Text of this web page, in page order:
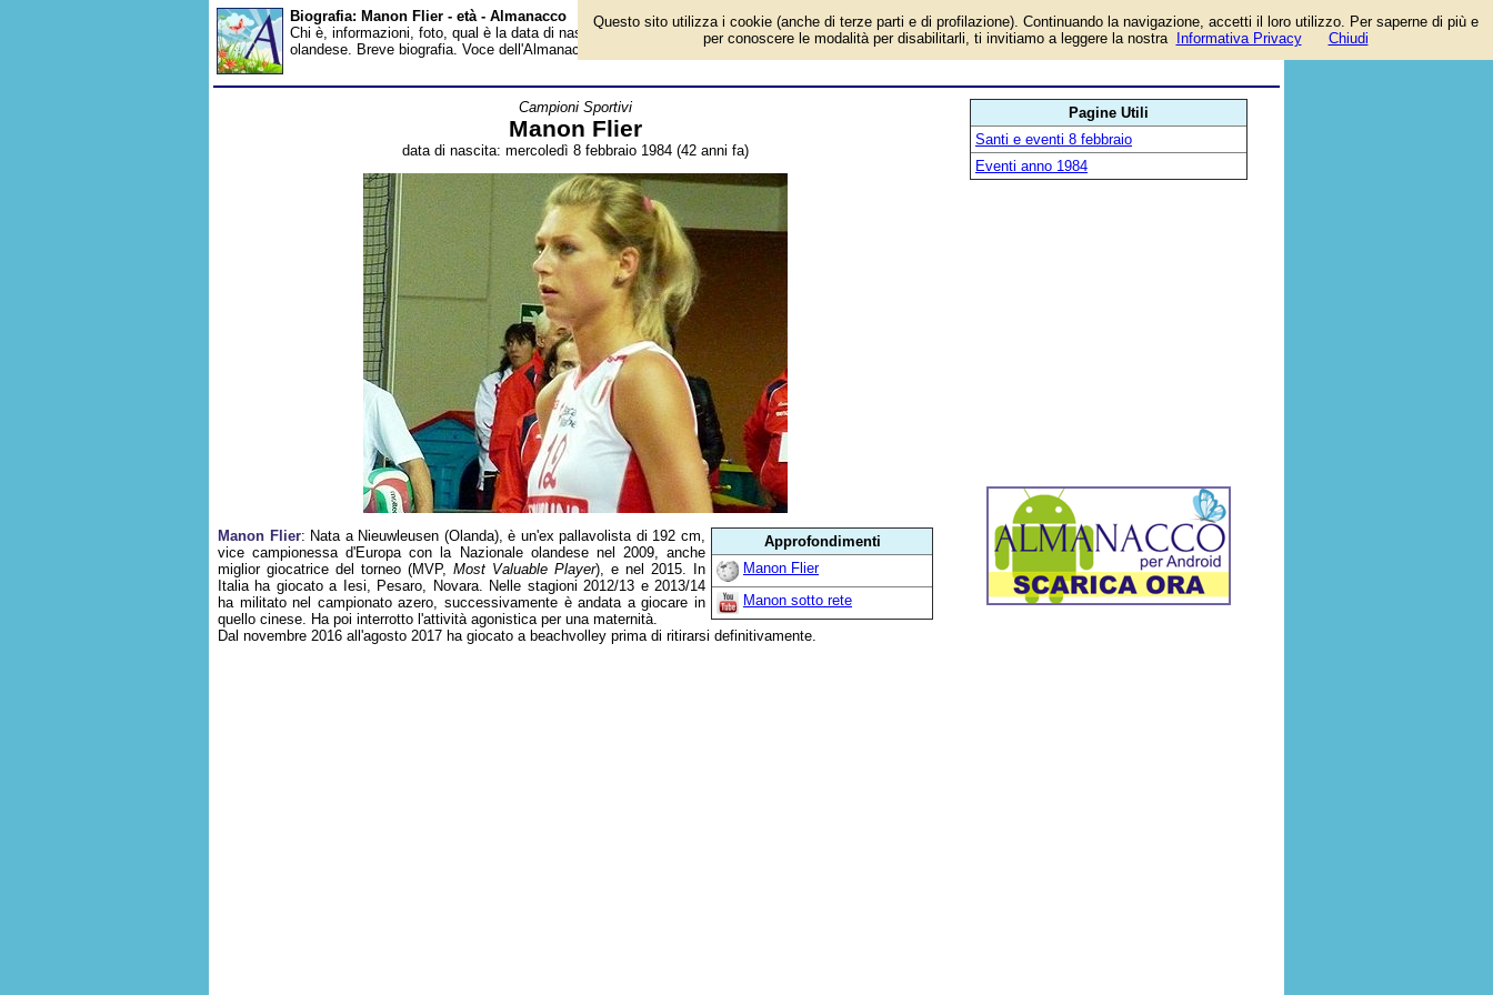
Biografia: Manon Flier - età - Almanacco
Chi è, informazioni, foto, qual è la data di nascita, età, dove è nato, cosa ha fatto Manon Flier, ex pallavolista
olandese. Breve biografia. Voce dell'Almanacco.
Campioni Sportivi
Manon Flier
data di nascita: mercoledì 8 febbraio 1984 (42 anni fa)
Approfondimenti
Manon Flier
Manon sotto rete
Manon Flier: Nata a Nieuwleusen (Olanda), è un'ex pallavolista di 192 cm,
vice campionessa d'Europa con la Nazionale olandese nel 2009, anche
miglior giocatrice del torneo (MVP, Most Valuable Player), e nel 2015. In
Italia ha giocato a Iesi, Pesaro, Novara. Nelle stagioni 2012/13 e 2013/14
ha militato nel campionato azero, successivamente è andata a giocare in
quello cinese. Ha poi interrotto l'attività agonistica per una maternità.
Dal novembre 2016 all'agosto 2017 ha giocato a beachvolley prima di ritirarsi definitivamente.
Pagine Utili
Santi e eventi 8 febbraio
Eventi anno 1984
Questo sito utilizza i cookie (anche di terze parti e di profilazione). Continuando la navigazione, accetti il loro utilizzo. Per saperne di più e
per conoscere le modalità per disabilitarli, ti invitiamo a leggere la nostra
Informativa Privacy Chiudi